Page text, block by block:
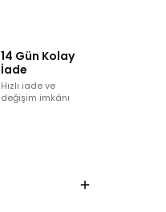
14 Gün Kolay
İade
Hızlı iade ve
değişim imkânı